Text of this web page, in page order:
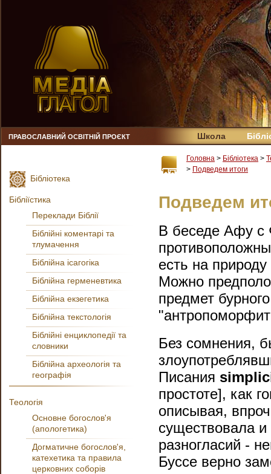
ПРАВОСЛАВНИЙ ОСВІТНІЙ ПРОЄКТ Школа
Головна > Бібліотека >
> Подведем итоги
Подведем
В беседе Афу с
есть на
Можно
предмет
Без сомнения,
Писания
простоте], как
описывая,
существовала и
разногласий -
Буссе верно
Бібліотека
Бібліїстика
Переклади Біблії
Біблійні коментарі та
тлумачення
Біблійна ісагогіка
Біблійна герменевтика
Біблійна екзегетика
Біблійна текстологія
Біблійні енциклопедії та
словники
Біблійна археологія та
географія
Теологія
Основне богослов'я
(апологетика)
Догматичне богослов'я,
катехетика та правила
церковних соборів